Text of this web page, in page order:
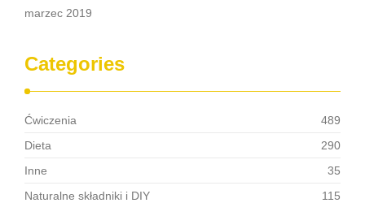
marzec 2019
Categories
Ćwiczenia
489
Dieta
290
Inne
35
Naturalne składniki i DIY
115